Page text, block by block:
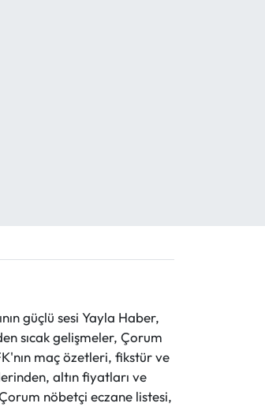
güçlü sesi Yayla Haber,
sıcak gelişmeler, Çorum
maç özetleri, fikstür ve
altın fiyatları ve
nöbetçi eczane listesi,